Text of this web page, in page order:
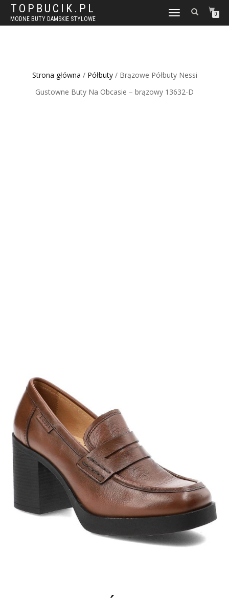
TOPBUCIK.PL
MODNE BUTY DAMSKIE STYLOWE
WŁĄCZ
NAWIGACJĘ
0
Strona główna / Półbuty/ Brązowe Półbuty Nessi
Gustowne Buty Na Obcasie – brązowy 13632-D